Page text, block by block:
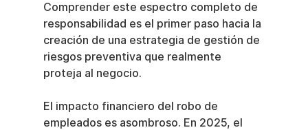
Comprender este espectro completo de
responsabilidad es el primer paso hacia la
creación de una estrategia de gestión de
riesgos preventiva que realmente
proteja al negocio.
El impacto financiero del robo de
empleados es asombroso. En 2025, el